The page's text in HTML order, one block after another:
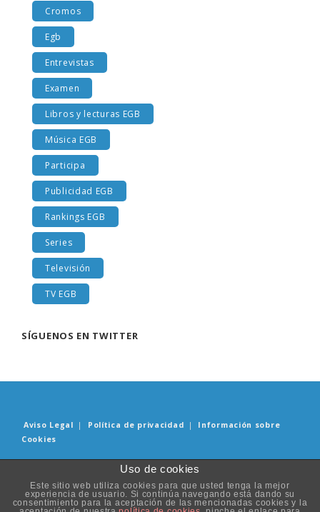
Cromos
Egb
Entrevistas
Examen
Libros y lecturas EGB
Música EGB
Participa
Publicidad EGB
Rankings EGB
Series
Televisión
TV EGB
SÍGUENOS EN TWITTER
Aviso Legal | Política de privacidad |
Información sobre
Cookies
© Copyright 2019. Todos los derechos reservados. Diseñado y
desarrollado por Innotu & Cristina Irisarri .
Uso de cookies
Este sitio web utiliza cookies para que usted tenga la mejor
experiencia de usuario. Si continúa navegando está dando su
consentimiento para la aceptación de las mencionadas cookies y la